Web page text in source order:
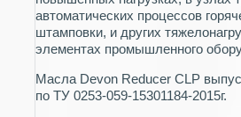
автоматических процессов
штамповки, и других
элементах промышленного
Масла Devon Reducer CLP
по ТУ 0253-059-15301184-2015г.